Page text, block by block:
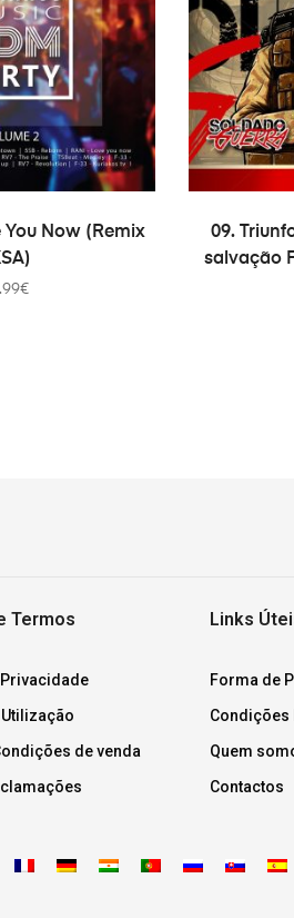
You Now (Remix
€
09.
salvação
Termos
de venda
Links
Forma de
Condições
Quem
Contactos